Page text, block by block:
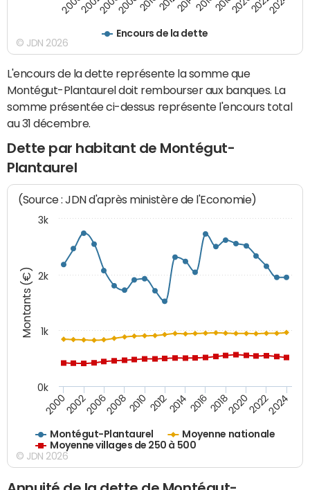
Encours de la dette
© JDN 2026
L'encours de la dette représente la somme que
Montégut-Plantaurel doit rembourser aux banques. La
somme présentée ci-dessus représente l'encours total
au 31 décembre.
Dette par habitant de Montégut-
Plantaurel
Montants (€)
(Source : JDN d'après ministère de l'Economie)
Montégut-Plantaurel
Moyenne nationale
Moyenne villages de 250 à 500
20002002200620082010 2012201420162018202020222024
0k
1k
2k
3k
© JDN 2026